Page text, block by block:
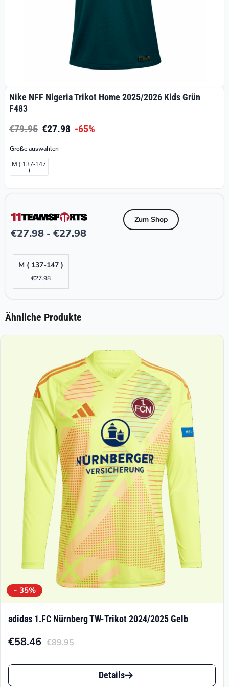
Nike NFF Nigeria Trikot Home 2025/2026 Kids Grün
F483
€79.95 €27.98 -65%
Größe auswählen
M ( 137-147
)
€27.98 - €27.98
Zum Shop
M ( 137-147 )
€27.98
Ähnliche Produkte
- 35%
adidas 1.FC Nürnberg TW-Trikot 2024/2025 Gelb
€89.95
Ursprünglicher
Preis
€58.46
Aktueller
Preis
Dieses
Produkt
Details